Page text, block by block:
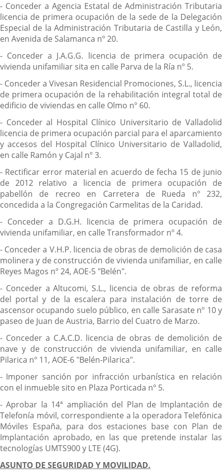
- Conceder a Agencia Estatal de Administración Tributaria
licencia de primera ocupación de la sede de la Delegación
Especial de la Administración Tributaria de Castilla y León,
en Avenida de Salamanca nº 20.
- Conceder a J.A.G.G. licencia de primera ocupación de
vivienda unifamiliar sita en calle Parva de la Ría nº 5.
- Conceder a Vivesan Residencial Promociones, S.L., licencia
de primera ocupación de la rehabilitación integral total de
edificio de viviendas en calle Olmo nº 60.
- Conceder al Hospital Clínico Universitario de Valladolid
licencia de primera ocupación parcial para el aparcamiento
y accesos del Hospital Clínico Universitario de Valladolid,
en calle Ramón y Cajal nº 3.
- Rectificar error material en acuerdo de fecha 15 de junio
de 2012 relativo a licencia de primera ocupación de
pabellón de recreo en Carretera de Rueda nº 232,
concedida a la Congregación Carmelitas de la Caridad.
- Conceder a D.G.H. licencia de primera ocupación de
vivienda unifamiliar, en calle Transformador nº 4.
- Conceder a V.H.P. licencia de obras de demolición de casa
molinera y de construcción de vivienda unifamiliar, en calle
Reyes Magos nº 24, AOE-5 "Belén".
- Conceder a Altucomi, S.L., licencia de obras de reforma
del portal y de la escalera para instalación de torre de
ascensor ocupando suelo público, en calle Sarasate nº 10 y
paseo de Juan de Austria, Barrio del Cuatro de Marzo.
- Conceder a C.A.C.D. licencia de obras de demolición de
nave y de construcción de vivienda unifamiliar, en calle
Pilarica nº 11, AOE-6 "Belén-Pilarica".
- Imponer sanción por infracción urbanística en relación
con el inmueble sito en Plaza Porticada nº 5.
- Aprobar la 14ª ampliación del Plan de Implantación de
Telefonía móvil, correspondiente a la operadora Telefónica
Móviles España, para dos estaciones base con Plan de
Implantación aprobado, en las que pretende instalar las
tecnologías UMTS900 y LTE (4G).
ASUNTO DE SEGURIDAD Y MOVILIDAD.